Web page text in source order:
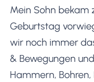
Mein Sohn bekam
Geburtstag
wir noch immer
& Bewegungen
Hammern, Bohren,